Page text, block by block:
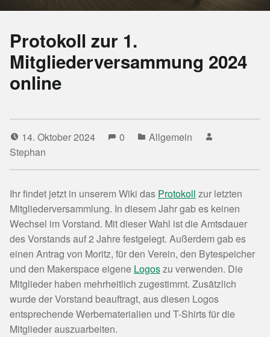
Protokoll zur 1.
Mitgliederversammung 2024
online
14. Oktober 2024 0
Allgemein
Stephan
Ihr findet jetzt in unserem Wiki das Protokoll zur letzten
Mitgliederversammlung. In diesem Jahr gab es keinen
Wechsel im Vorstand. Mit dieser Wahl ist die Amtsdauer
des Vorstands auf 2 Jahre festgelegt. Außerdem gab es
einen Antrag von Moritz, für den Verein, den Bytespeicher
und den Makerspace eigene Logoszu verwenden. Die
Mitglieder haben mehrheitlich zugestimmt. Zusätzlich
wurde der Vorstand beauftragt, aus diesen Logos
entsprechende Werbematerialien und T-Shirts für die
Mitglieder auszuarbeiten.